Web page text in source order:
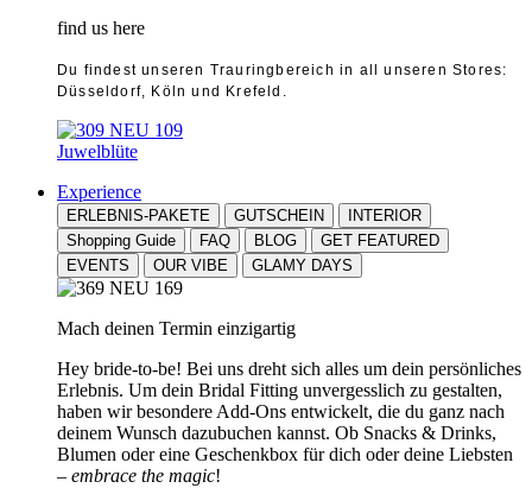
find us here
Du findest unseren Trauringbereich in all unseren Stores:
Düsseldorf, Köln und Krefeld.
Juwelblüte
Experience
ERLEBNIS-PAKETE GUTSCHEIN
INTERIOR
Shopping Guide
FAQ BLOG
GET FEATURED
EVENTS
OUR VIBE GLAMY DAYS
Mach deinen Termin einzigartig
Hey bride-to-be! Bei uns dreht sich alles um dein persönliches
Erlebnis. Um dein Bridal Fitting unvergesslich zu gestalten,
haben wir besondere Add-Ons entwickelt, die du ganz nach
deinem Wunsch dazubuchen kannst. Ob Snacks & Drinks,
Blumen oder eine Geschenkbox für dich oder deine Liebsten
– embrace the magic!